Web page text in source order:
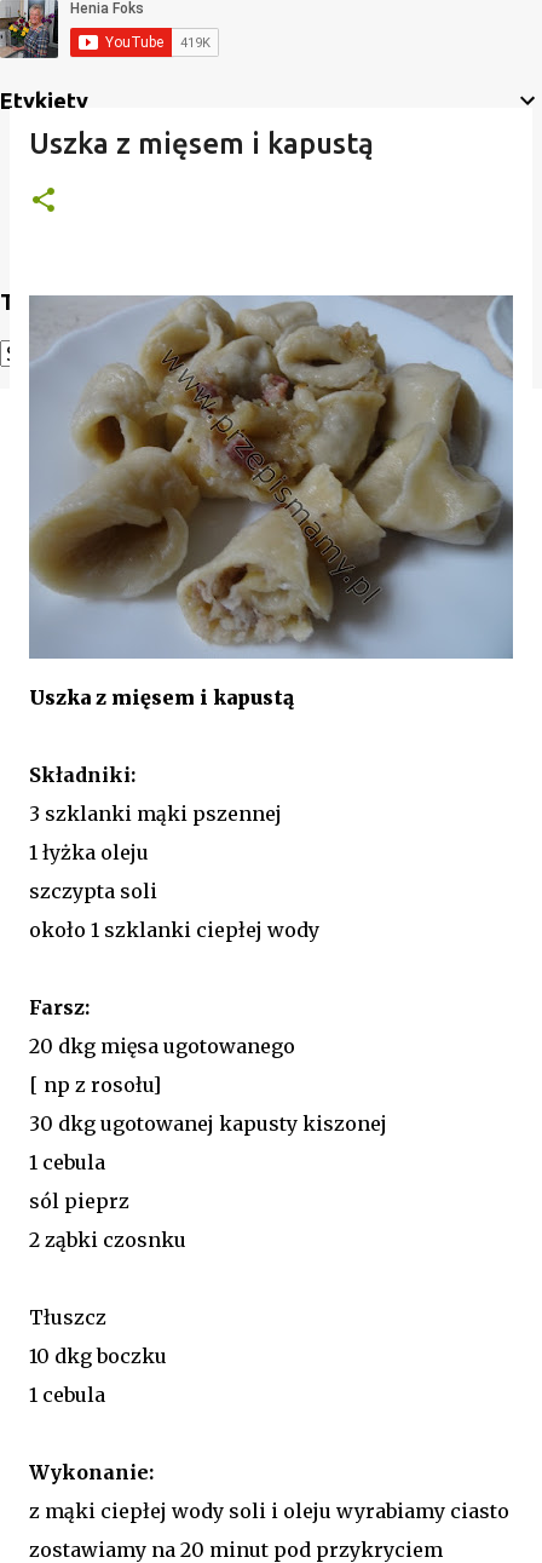
Etykiety
Translate
Powered by Translate
Uszka z mięsem i kapustą
Uszka z mięsem i kapustą
Składniki:
3 szklanki mąki pszennej
1 łyżka oleju
szczypta soli
około 1 szklanki ciepłej wody
Farsz:
20 dkg mięsa ugotowanego
[ np z rosołu]
30 dkg ugotowanej kapusty kiszonej
1 cebula
sól pieprz
2 ząbki czosnku
Tłuszcz
10 dkg boczku
1 cebula
Wykonanie:
z mąki ciepłej wody soli i oleju wyrabiamy ciasto
zostawiamy na 20 minut pod przykryciem